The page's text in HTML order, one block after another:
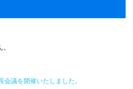
会議を開催いたしました。